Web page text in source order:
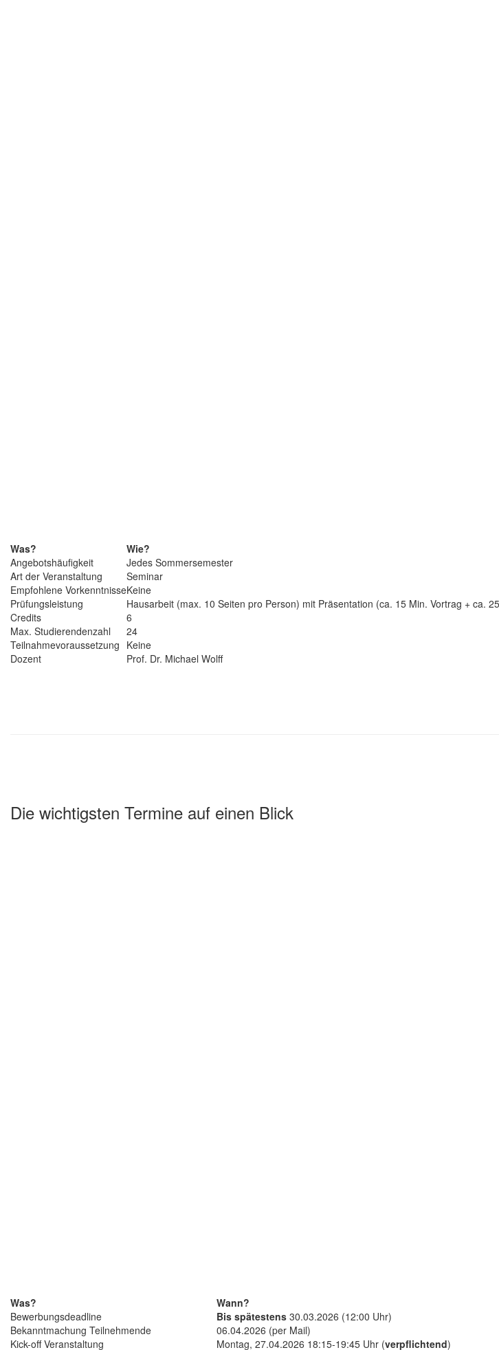
Was?
Wie?
Angebotshäufigkeit
Jedes Sommersemester
Art der Veranstaltung
Seminar
Empfohlene VorkenntnisseKeine
Prüfungsleistung
Hausarbeit (max. 10 Seiten pro Person) mit Präsentation (ca. 15 Min. Vortrag + ca.
Credits
6
Max. Studierendenzahl
24
Teilnahmevoraussetzung Keine
Dozent
Prof. Dr. Michael Wolff
Die wichtigsten Termine auf einen Blick
Was?
Wann?
Bewerbungsdeadline
Bis spätestens 30.03.2026 (12:00 Uhr)
Bekanntmachung Teilnehmende
06.04.2026 (per Mail)
Kick-off Veranstaltung
Montag, 27.04.2026 18:15-19:45 Uhr (verpflichtend)